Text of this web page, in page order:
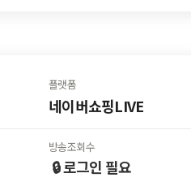
플랫폼
네이버쇼핑LIVE
방송조회수
🔒 로그인 필요